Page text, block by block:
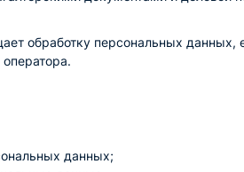
обработку персональных
данных;